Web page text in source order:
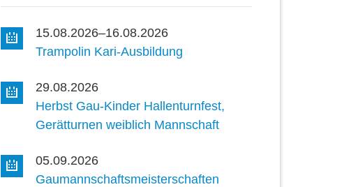
15.08.2026–16.08.2026
Trampolin Kari-Ausbildung
29.08.2026
Herbst Gau-Kinder Hallenturnfest,
Gerätturnen weiblich Mannschaft
05.09.2026
Gaumannschaftsmeisterschaften